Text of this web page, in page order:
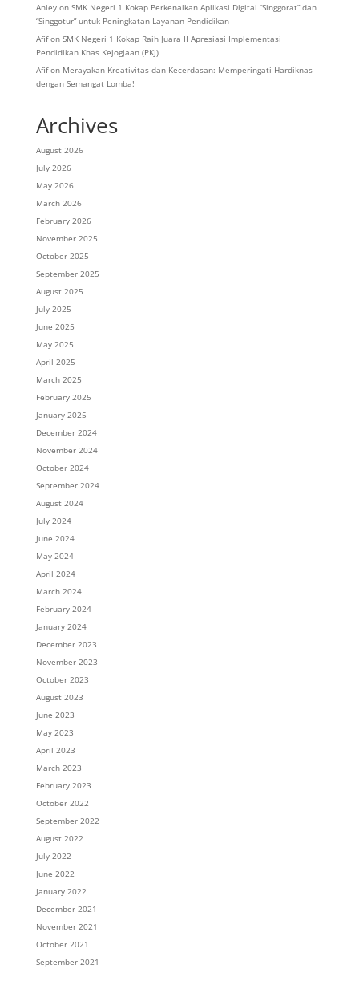
Anleyon SMK Negeri 1 Kokap Perkenalkan Aplikasi Digital “Singgorat” dan
“Singgotur” untuk Peningkatan Layanan Pendidikan
Afifon SMK Negeri 1 Kokap Raih Juara II Apresiasi Implementasi
Pendidikan Khas Kejogjaan (PKJ)
Afifon Merayakan Kreativitas dan Kecerdasan: Memperingati Hardiknas
dengan Semangat Lomba!
Archives
August 2026
July 2026
May 2026
March 2026
February 2026
November 2025
October 2025
September 2025
August 2025
July 2025
June 2025
May 2025
April 2025
March 2025
February 2025
January 2025
December 2024
November 2024
October 2024
September 2024
August 2024
July 2024
June 2024
May 2024
April 2024
March 2024
February 2024
January 2024
December 2023
November 2023
October 2023
August 2023
June 2023
May 2023
April 2023
March 2023
February 2023
October 2022
September 2022
August 2022
July 2022
June 2022
January 2022
December 2021
November 2021
October 2021
September 2021